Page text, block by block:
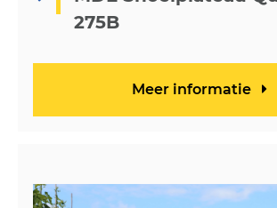
275B
Meer informatie